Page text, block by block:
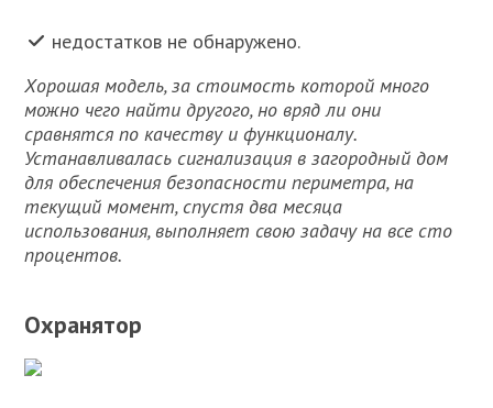
недостатков не обнаружено.
Хорошая модель, за стоимость которой много
можно чего найти другого, но вряд ли они
сравнятся по качеству и функционалу.
Устанавливалась сигнализация в загородный дом
для обеспечения безопасности периметра, на
текущий момент, спустя два месяца
использования, выполняет свою задачу на все сто
процентов.
Охранятор